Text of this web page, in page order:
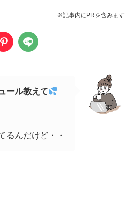
※記事内にPRを含みます
ール教えて
るんだけど・・